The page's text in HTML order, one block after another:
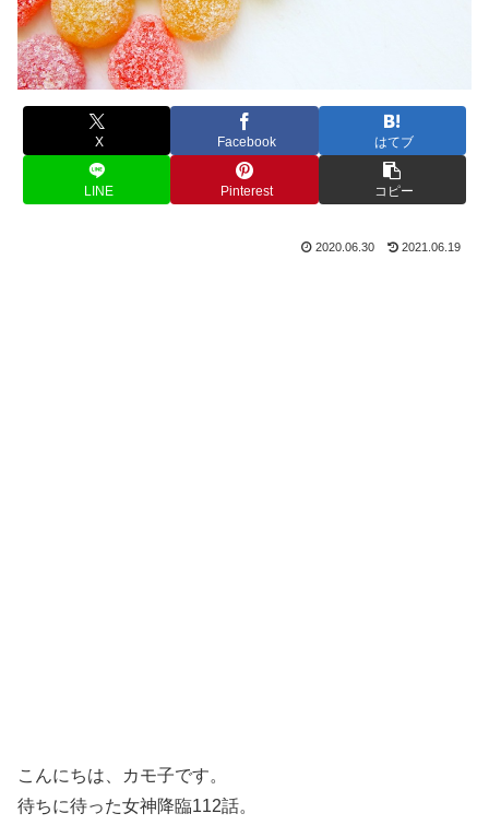
X Facebook はてブ
LINE Pinterest コピー
2020.06.30 2021.06.19
こんにちは、カモ子です。
待ちに待った女神降臨112話。